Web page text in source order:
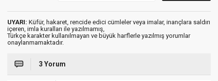
UYARI: Küfür, hakaret, rencide edici cümleler veya imalar, inançlara saldırı
içeren, imla kuralları ile yazılmamış,
Türkçe karakter kullanılmayan ve büyük harflerle yazılmış yorumlar
onaylanmamaktadır.
3 Yorum